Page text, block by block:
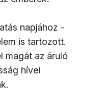
napjához -
is tartozott.
magát az áruló
hívei